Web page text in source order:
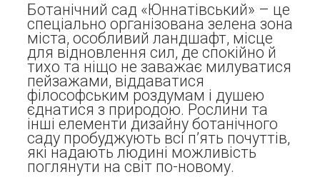
Ботанічний сад «Юннатівський» – це
спеціально організована зелена зона
міста, особливий ландшафт, місце
для відновлення сил, де спокійно й
тихо та ніщо не заважає милуватися
пейзажами, віддаватися
філософським роздумам і душею
єднатися з природою. Рослини та
інші елементи дизайну ботанічного
саду пробуджують всі п’ять почуттів,
які надають людині можливість
поглянути на світ по-новому.